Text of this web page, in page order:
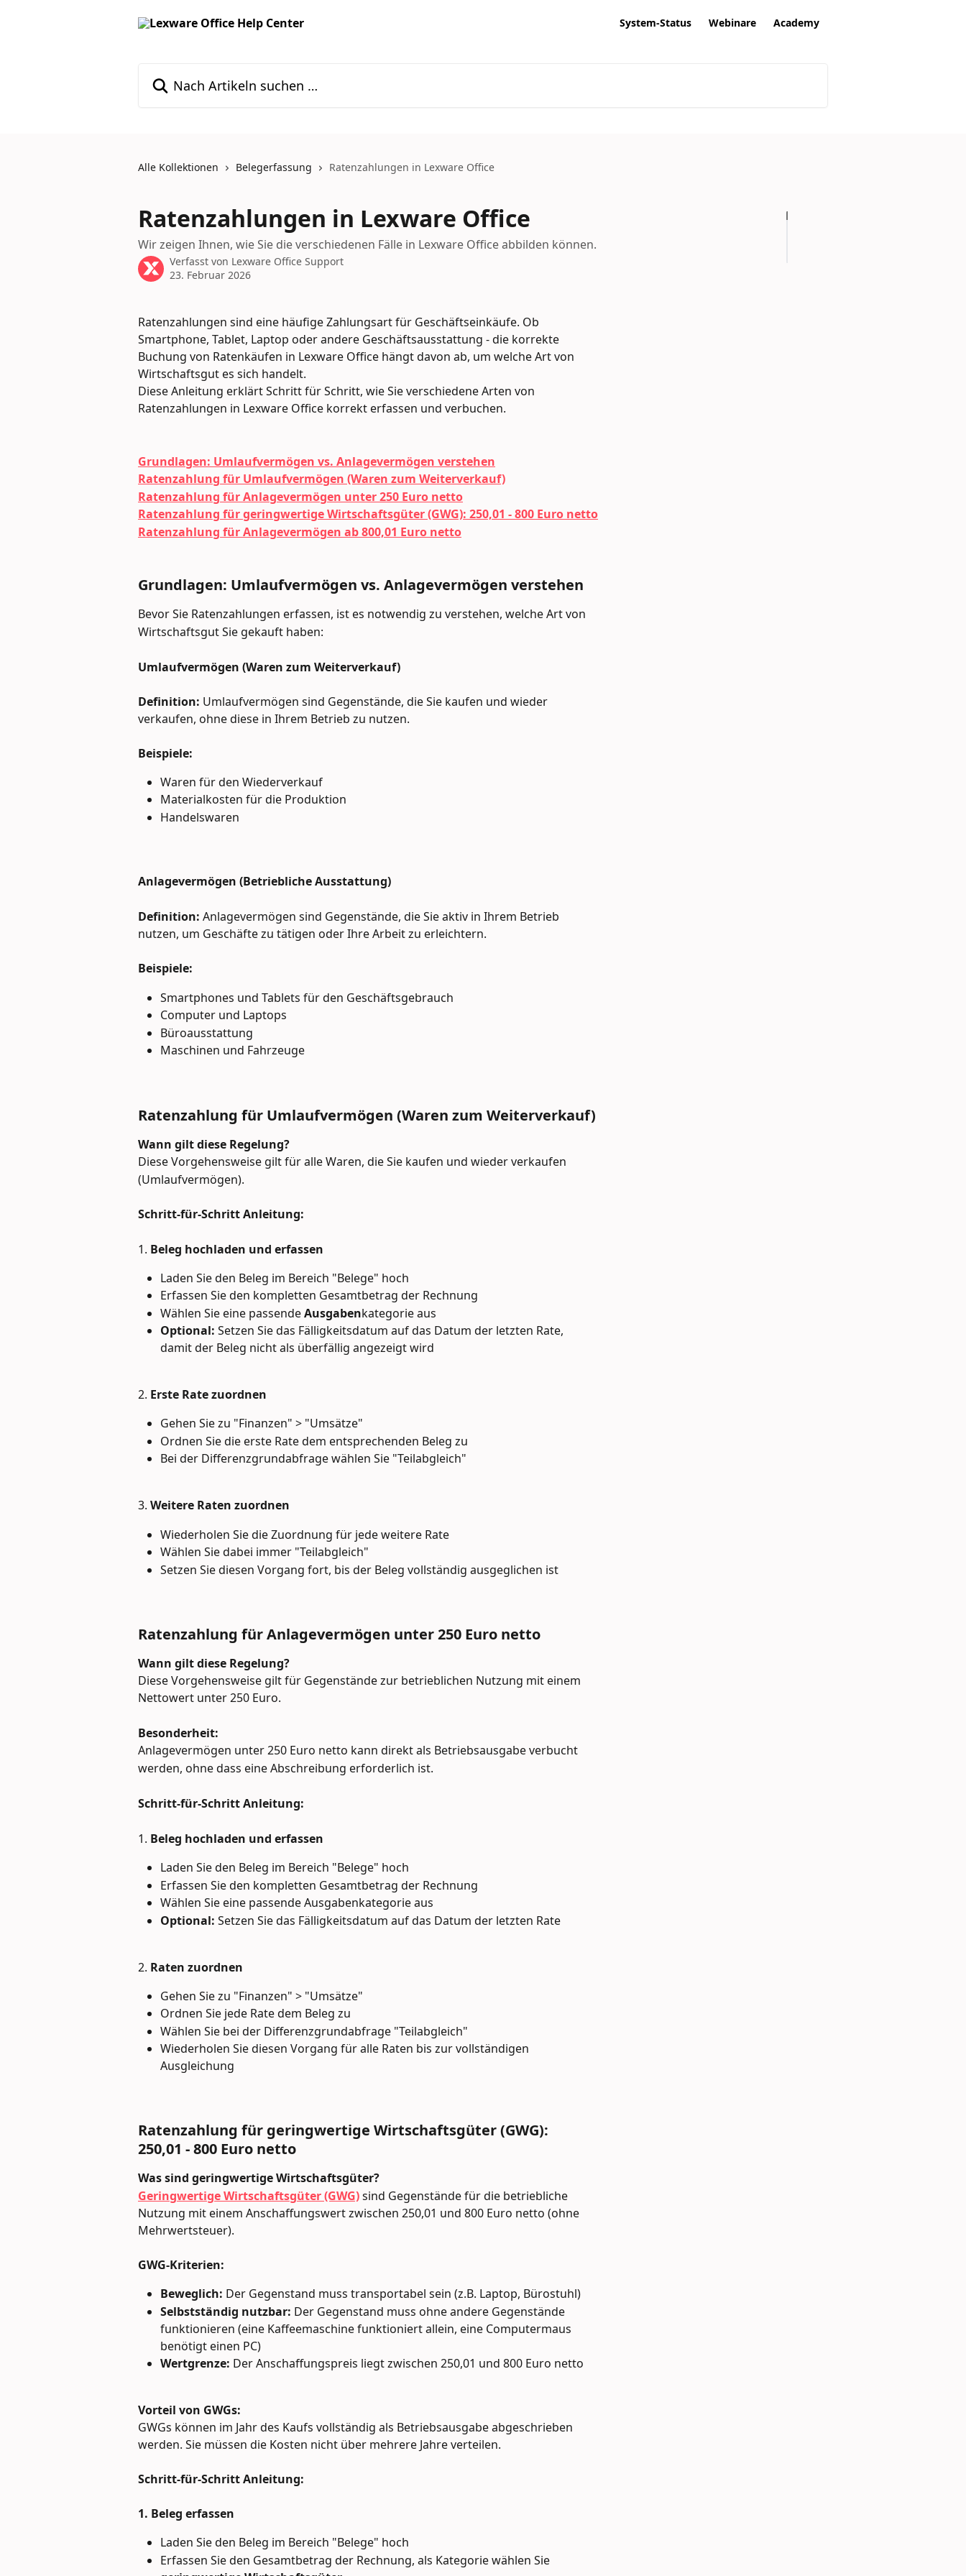
System-Status Webinare Academy
Alle Kollektionen Belegerfassung Ratenzahlungen in Lexware Office
Ratenzahlungen in Lexware Office
Wir zeigen Ihnen, wie Sie die verschiedenen Fälle in Lexware Office abbilden können.
Verfasst von Lexware Office Support
23. Februar 2026
Ratenzahlungen sind eine häufige Zahlungsart für Geschäftseinkäufe. Ob
Smartphone, Tablet, Laptop oder andere Geschäftsausstattung - die korrekte
Buchung von Ratenkäufen in Lexware Office hängt davon ab, um welche Art von
Wirtschaftsgut es sich handelt.
Diese Anleitung erklärt Schritt für Schritt, wie Sie verschiedene Arten von
Ratenzahlungen in Lexware Office korrekt erfassen und verbuchen.
Grundlagen: Umlaufvermögen vs. Anlagevermögen verstehen
Ratenzahlung für Umlaufvermögen (Waren zum Weiterverkauf)
Ratenzahlung für Anlagevermögen unter 250 Euro netto
Ratenzahlung für geringwertige Wirtschaftsgüter (GWG): 250,01 - 800 Euro netto
Ratenzahlung für Anlagevermögen ab 800,01 Euro netto
Grundlagen: Umlaufvermögen vs. Anlagevermögen verstehen
Bevor Sie Ratenzahlungen erfassen, ist es notwendig zu verstehen, welche Art von
Wirtschaftsgut Sie gekauft haben:
Umlaufvermögen (Waren zum Weiterverkauf)
Definition: Umlaufvermögen sind Gegenstände, die Sie kaufen und wieder
verkaufen, ohne diese in Ihrem Betrieb zu nutzen.
Beispiele:
Waren für den Wiederverkauf
Materialkosten für die Produktion
Handelswaren
Anlagevermögen (Betriebliche Ausstattung)
Definition: Anlagevermögen sind Gegenstände, die Sie aktiv in Ihrem Betrieb
nutzen, um Geschäfte zu tätigen oder Ihre Arbeit zu erleichtern.
Beispiele:
Smartphones und Tablets für den Geschäftsgebrauch
Computer und Laptops
Büroausstattung
Maschinen und Fahrzeuge
Ratenzahlung für Umlaufvermögen (Waren zum Weiterverkauf)
Wann gilt diese Regelung?
Diese Vorgehensweise gilt für alle Waren, die Sie kaufen und wieder verkaufen
(Umlaufvermögen).
Schritt-für-Schritt Anleitung:
1. Beleg hochladen und erfassen
Laden Sie den Beleg im Bereich "Belege" hoch
Erfassen Sie den kompletten Gesamtbetrag der Rechnung
Wählen Sie eine passende Ausgabenkategorie aus
Optional: Setzen Sie das Fälligkeitsdatum auf das Datum der letzten Rate,
damit der Beleg nicht als überfällig angezeigt wird
2. Erste Rate zuordnen
Gehen Sie zu "Finanzen" > "Umsätze"
Ordnen Sie die erste Rate dem entsprechenden Beleg zu
Bei der Differenzgrundabfrage wählen Sie "Teilabgleich"
3. Weitere Raten zuordnen
Wiederholen Sie die Zuordnung für jede weitere Rate
Wählen Sie dabei immer "Teilabgleich"
Setzen Sie diesen Vorgang fort, bis der Beleg vollständig ausgeglichen ist
Ratenzahlung für Anlagevermögen unter 250 Euro netto
Wann gilt diese Regelung?
Diese Vorgehensweise gilt für Gegenstände zur betrieblichen Nutzung mit einem
Nettowert unter 250 Euro.
Besonderheit:
Anlagevermögen unter 250 Euro netto kann direkt als Betriebsausgabe verbucht
werden, ohne dass eine Abschreibung erforderlich ist.
Schritt-für-Schritt Anleitung:
1. Beleg hochladen und erfassen
Laden Sie den Beleg im Bereich "Belege" hoch
Erfassen Sie den kompletten Gesamtbetrag der Rechnung
Wählen Sie eine passende Ausgabenkategorie aus
Optional: Setzen Sie das Fälligkeitsdatum auf das Datum der letzten Rate
2. Raten zuordnen
Gehen Sie zu "Finanzen" > "Umsätze"
Ordnen Sie jede Rate dem Beleg zu
Wählen Sie bei der Differenzgrundabfrage "Teilabgleich"
Wiederholen Sie diesen Vorgang für alle Raten bis zur vollständigen
Ausgleichung
Ratenzahlung für geringwertige Wirtschaftsgüter (GWG):
250,01 - 800 Euro netto
Was sind geringwertige Wirtschaftsgüter?
Geringwertige Wirtschaftsgüter (GWG) sind Gegenstände für die betriebliche
Nutzung mit einem Anschaffungswert zwischen 250,01 und 800 Euro netto (ohne
Mehrwertsteuer).
GWG-Kriterien:
Beweglich: Der Gegenstand muss transportabel sein (z.B. Laptop, Bürostuhl)
Selbstständig nutzbar: Der Gegenstand muss ohne andere Gegenstände
funktionieren (eine Kaffeemaschine funktioniert allein, eine Computermaus
benötigt einen PC)
Wertgrenze: Der Anschaffungspreis liegt zwischen 250,01 und 800 Euro netto
Vorteil von GWGs:
GWGs können im Jahr des Kaufs vollständig als Betriebsausgabe abgeschrieben
werden. Sie müssen die Kosten nicht über mehrere Jahre verteilen.
Schritt-für-Schritt Anleitung:
1. Beleg erfassen
Laden Sie den Beleg im Bereich "Belege" hoch
Erfassen Sie den Gesamtbetrag der Rechnung, als Kategorie wählen Sie